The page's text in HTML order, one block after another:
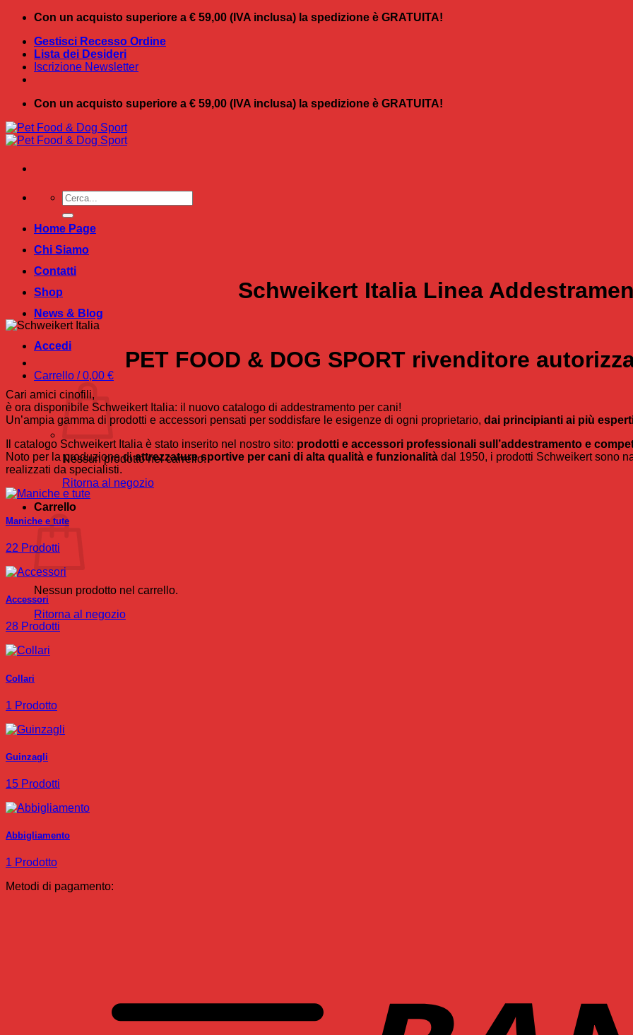
Salta
contenuti
Con un acquisto superiore a € 59,00 (IVA inclusa) la spedizione è GRATUITA!
Gestisci Recesso Ordine
Lista dei Desideri
Iscrizione Newsletter
Con un acquisto superiore a € 59,00 (IVA inclusa) la spedizione è GRATUITA!
Cerca:
Home Page
Chi Siamo
Contatti
Shop
News & Blog
Accedi
Carrello /0,00 €
Nessun prodotto nel carrello.
Ritorna al negozio
Carrello
Nessun prodotto nel carrello.
Ritorna al negozio
Schweikert Italia Linea
PET FOOD & DOG SPORT rivenditore
Cari amici cinofili,
è ora disponibile Schweikert Italia: il nuovo catalogo di addestramento per cani!
Un’ampia gamma di prodotti e accessori pensati per soddisfare le esigenze di ogni proprietario, dai principianti ai più
Il catalogo Schweikert Italia è stato inserito nel nostro sito: prodotti e accessori professionali sull’addestramento e
Noto per la produzione diattrezzature sportive per cani di alta qualità e funzionalità dal 1950, i prodotti Schweikert sono
realizzati da specialisti.
Maniche e tute
22 Prodotti
Accessori
28 Prodotti
Collari
1 Prodotto
Guinzagli
15 Prodotti
Abbigliamento
1 Prodotto
Metodi di pagamento: